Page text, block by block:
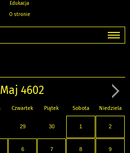
Edukacja
O stronie
Maj 4602
Czwartek Piątek Sobota Niedziela
29 30 1 2
6 7 8 9